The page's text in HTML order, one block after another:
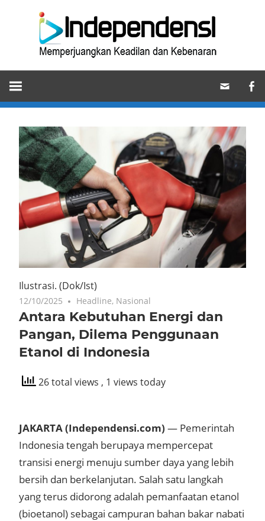
Memperjuangkan
Keadilan
dan
Kebenaran
Ilustrasi. (Dok/Ist)
12/10/2025 Headline, Nasional
Antara Kebutuhan Energi dan
Pangan, Dilema Penggunaan
Etanol di Indonesia
26 total views , 1 views today
JAKARTA (Independensi.com) — Pemerintah
Indonesia tengah berupaya mempercepat
transisi energi menuju sumber daya yang lebih
bersih dan berkelanjutan. Salah satu langkah
yang terus didorong adalah pemanfaatan etanol
(bioetanol) sebagai campuran bahan bakar nabati